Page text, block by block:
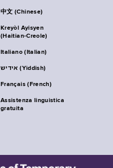
中文 (Chinese)
Kreyòl Ayisyen
(Haitian-Creole)
Italiano (Italian)
אידיש (Yiddish)
Français (French)
Assistenza linguistica
gratuita